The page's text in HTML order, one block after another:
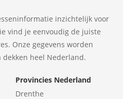
inzichtelijk voor
vind je eenvoudig de juiste
Onze gegevens worden
heel Nederland.
Provincies Nederland
Drenthe